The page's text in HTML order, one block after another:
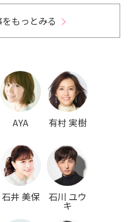
もっとみる
AYA 有村 実樹
石井 美保 石川 ユウ
キ